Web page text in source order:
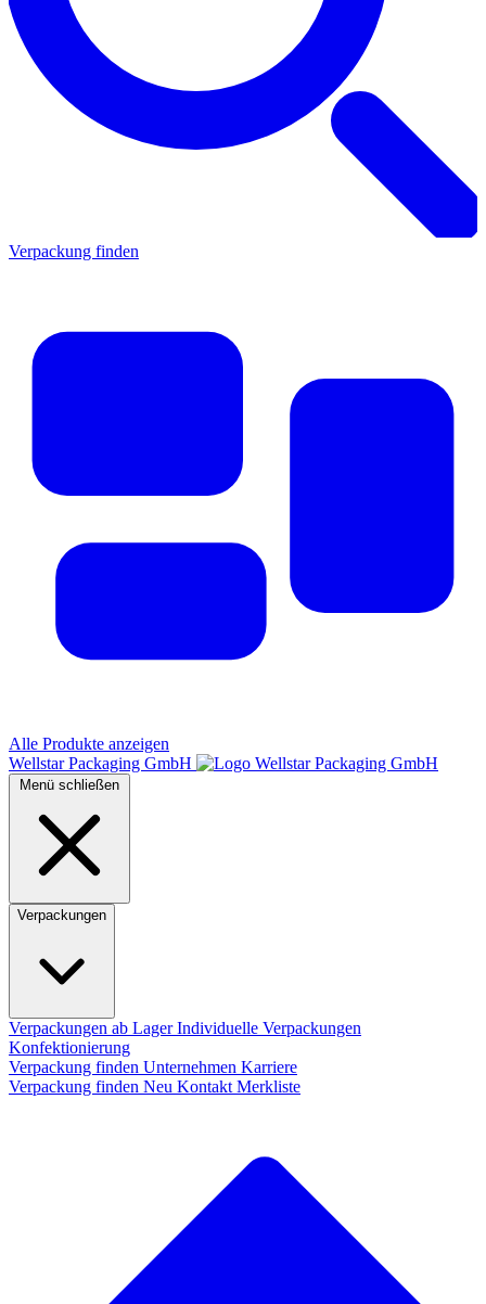
Verpackung finden
Alle Produkte anzeigen
Wellstar Packaging GmbH
Menü schließen
Verpackungen
Verpackungen ab LagerIndividuelle Verpackungen
Konfektionierung
Verpackung finden Unternehmen Karriere
Verpackung finden Neu Kontakt Merkliste